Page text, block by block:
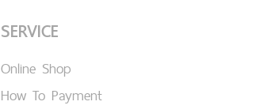
SERVICE
Online Shop
How To Payment